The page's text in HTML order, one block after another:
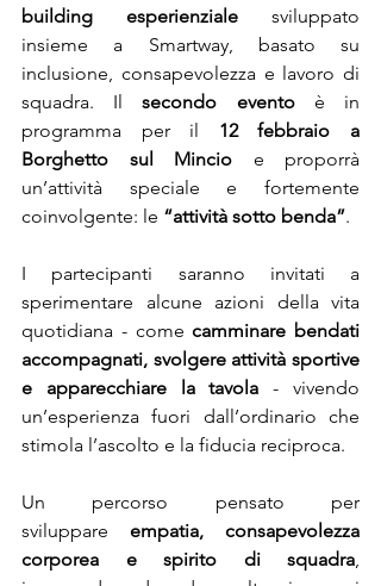
building esperienziale sviluppato
insieme a Smartway, basato su
inclusione, consapevolezza e lavoro di
squadra. Il secondo evento è in
programma per il 12 febbraio a
Borghetto sul Mincio e proporrà
un’attività speciale e fortemente
coinvolgente: le “attività sotto benda”.
I partecipanti saranno invitati a
sperimentare alcune azioni della vita
quotidiana - come camminare bendati
accompagnati, svolgere attività sportive
e apparecchiare la tavola - vivendo
un’esperienza fuori dall’ordinario che
stimola l’ascolto e la fiducia reciproca.
Un percorso pensato per
sviluppare empatia, consapevolezza
corporea e spirito di squadra,